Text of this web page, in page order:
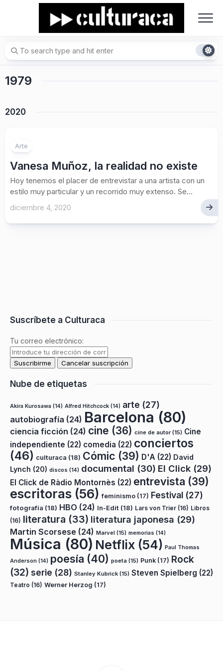
1979
2020
Arte
Vanesa Muñoz, la realidad no existe
Hoy tenemos el placer de entrevistar a una artista con un
estilo muy particular y un recorrido muy extenso. Se...
diciembre 4, 2020
Suscríbete a Culturaca
Tu correo electrónico:
Nube de etiquetas
Akira Kurosawa (14) Alfred Hitchcock (14) arte (27)
autobiografía (24) Barcelona (80)
ciencia ficción (24) cine (36) cine de autor(15) Cine
independiente (22) comedia (22) conciertos
(46) culturaca (18) Cómic (39) D'A (22) David
Lynch (20) discos (14) documental (30) El Click (29)
El Click de Ràdio Montornès (22) entrevista (39)
escritoras (56) feminismo (17) Festival (27)
fotografía (18) HBO (24) In-Edit (18) Lars von Trier (16) Libros
(16) literatura (33) literatura japonesa (29)
Martin Scorsese (24) Marvel (15) memorias (14)
Música (80) Netflix (54) Paul Thomas
Anderson (14) poesía (40) poeta (15) Punk (17) Rock
(32) serie (28) Stanley Kubrick (15) Steven Spielberg (22)
Teatro (16) Werner Herzog (17)